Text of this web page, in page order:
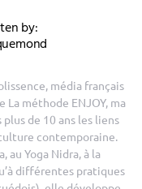
by:
média français
méthode ENJOY, ma
de 10 ans les liens
contemporaine.
au Yoga Nidra, à la
différentes pratiques